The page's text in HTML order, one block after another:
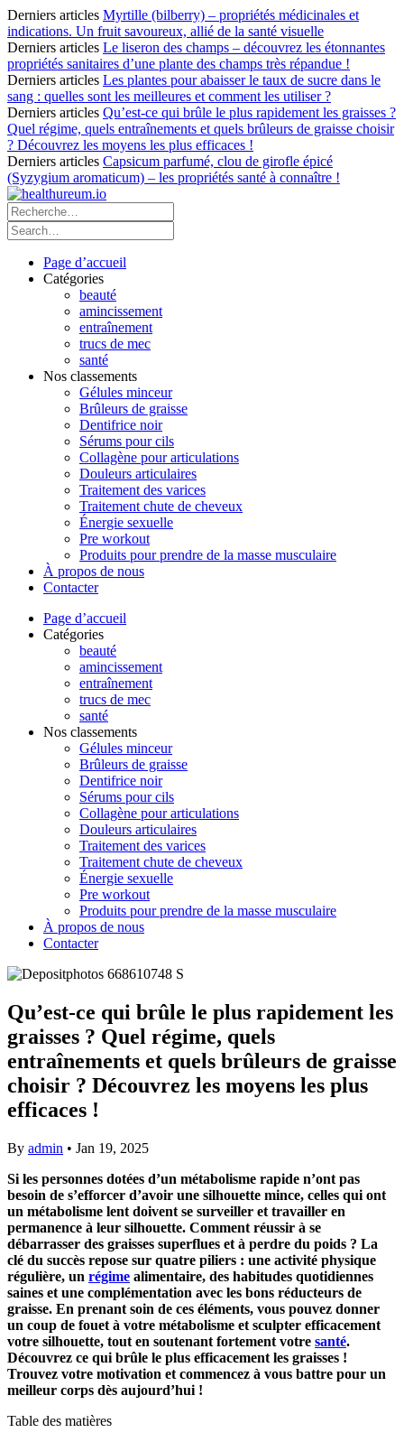
Derniers articles Myrtille (bilberry) – propriétés médicinales et
indications. Un fruit savoureux, allié de la santé visuelle
Derniers articles Le liseron des champs – découvrez les étonnantes
propriétés sanitaires d’une plante des champs très répandue !
Derniers articles Les plantes pour abaisser le taux de sucre dans le
sang : quelles sont les meilleures et comment les utiliser ?
Derniers articles Qu’est-ce qui brûle le plus rapidement les graisses ?
Quel régime, quels entraînements et quels brûleurs de graisse choisir
? Découvrez les moyens les plus efficaces !
Derniers articles Capsicum parfumé, clou de girofle épicé
(Syzygium aromaticum) – les propriétés santé à connaître !
Page d’accueil
Catégories
beauté
amincissement
entraînement
trucs de mec
santé
Nos classements
Gélules minceur
Brûleurs de graisse
Dentifrice noir
Sérums pour cils
Collagène pour articulations
Douleurs articulaires
Traitement des varices
Traitement chute de cheveux
Énergie sexuelle
Pre workout
Produits pour prendre de la masse musculaire
À propos de nous
Contacter
Page d’accueil
Catégories
beauté
amincissement
entraînement
trucs de mec
santé
Nos classements
Gélules minceur
Brûleurs de graisse
Dentifrice noir
Sérums pour cils
Collagène pour articulations
Douleurs articulaires
Traitement des varices
Traitement chute de cheveux
Énergie sexuelle
Pre workout
Produits pour prendre de la masse musculaire
À propos de nous
Contacter
Qu’est-ce qui brûle le plus rapidement les
graisses ? Quel régime, quels
entraînements et quels brûleurs de graisse
choisir ? Découvrez les moyens les plus
efficaces !
By admin • Jan 19, 2025
Si les personnes dotées d’un métabolisme rapide n’ont pas
besoin de s’efforcer d’avoir une silhouette mince, celles qui ont
un métabolisme lent doivent se surveiller et travailler en
permanence à leur silhouette. Comment réussir à se
débarrasser des graisses superflues et à perdre du poids ? La
clé du succès repose sur quatre piliers : une activité physique
régulière, un régime alimentaire, des habitudes quotidiennes
saines et une complémentation avec les bons réducteurs de
graisse. En prenant soin de ces éléments, vous pouvez donner
un coup de fouet à votre métabolisme et sculpter efficacement
votre silhouette, tout en soutenant fortement votre santé.
Découvrez ce qui brûle le plus efficacement les graisses !
Trouvez votre motivation et commencez à vous battre pour un
meilleur corps dès aujourd’hui !
Table des matières